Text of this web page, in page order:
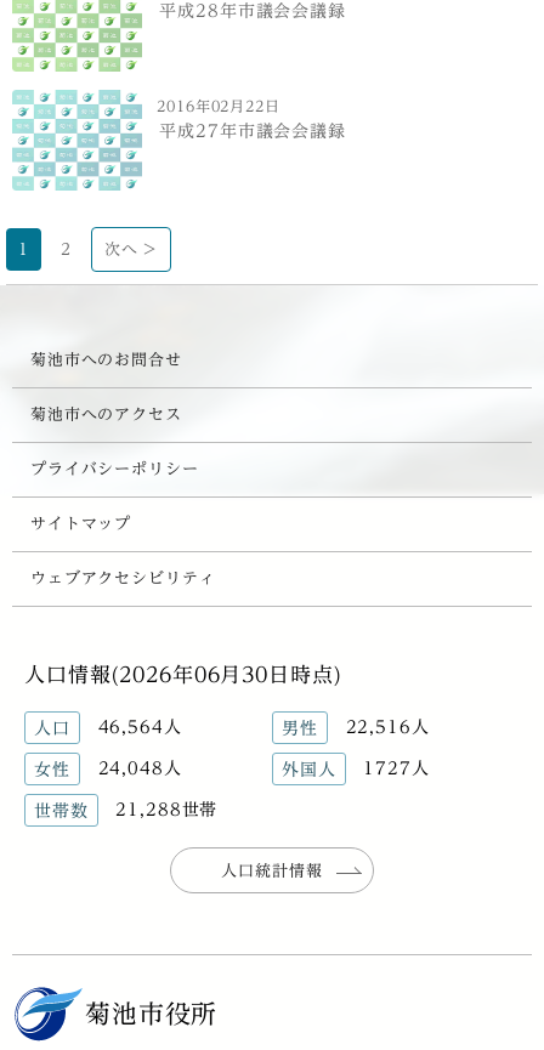
平成28年市議会会議録
2016年02月22日
平成27年市議会会議録
1 2 次へ >
菊池市へのお問合せ
菊池市へのアクセス
プライバシーポリシー
サイトマップ
ウェブアクセシビリティ
人口情報(2026年06月30日時点)
人口 46,564人 男性 22,516人
女性 24,048人 外国人 1727人
世帯数 21,288世帯
人口統計情報
菊池市役所